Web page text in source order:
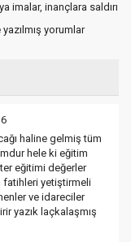
imalar, inançlara saldırı
yorumlar
haline gelmiş tüm
hele ki eğitim
eğitimi değerler
yetiştirmeli
ve idareciler
yazık laçkalaşmış